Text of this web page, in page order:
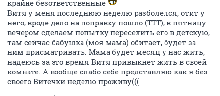
крайне безответственные
Витя у меня последнюю неделю разболелся, отит у
него, вроде дело на поправку пошло (ТТТ), в пятницу
вечером сделаем попытку переселить его в детскую,
там сейчас бабушка (моя мама) обитает, будет за
ним присматривать. Мама будет месяц у нас жить,
надеюсь за это время Витя привыкнет жить в своей
комнате. А вообще слабо себе представляю как я без
своего Витечки неделю проживу(((